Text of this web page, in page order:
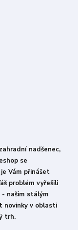
nadšenec,
se
Vám přinášet
problém vyřešili
našim stálým
novinky v oblasti
trh.